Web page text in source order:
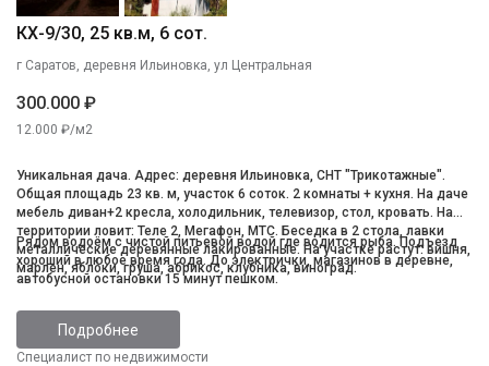
КХ-9/30, 25 кв.м, 6 сот.
г Саратов, деревня Ильиновка, ул Центральная
300.000 ₽
12.000 ₽/м2
Уникальная дача. Адрес: деревня Ильиновка, СНТ "Трикотажные".
Общая площадь 23 кв. м, участок 6 соток. 2 комнаты + кухня. На даче
мебель диван+2 кресла, холодильник, телевизор, стол, кровать. На
территории ловит: Теле 2, Мегафон, МТС. Беседка в 2 стола, лавки
металлические деревянные лакированные. На участке растут: вишня,
марлен, яблоки, груша, абрикос, клубника, виноград.
Рядом водоём с чистой питьевой водой где водится рыба. Подъезд
хороший в любое время года. До электрички, магазинов в деревне,
автобусной остановки 15 минут пешком.
Подробнее
Специалист по недвижимости